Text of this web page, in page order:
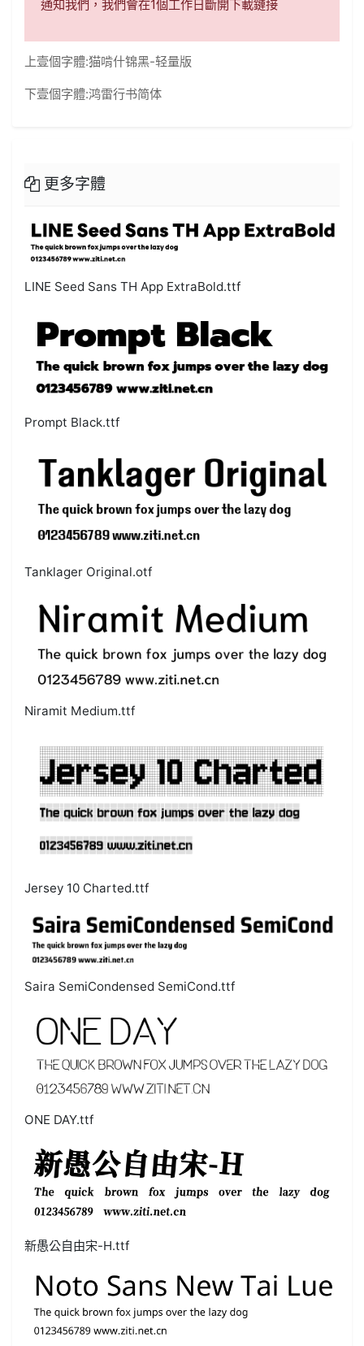
通知我們，我們會在1個工作日斷開下載鏈接
上壹個字體:猫啃什锦黑-轻量版
下壹個字體:鸿雷行书简体
更多字體
LINE Seed Sans TH App ExtraBold.ttf
Prompt Black.ttf
Tanklager Original.otf
Niramit Medium.ttf
Jersey 10 Charted.ttf
Saira SemiCondensed SemiCond.ttf
ONE DAY.ttf
新愚公自由宋-H.ttf